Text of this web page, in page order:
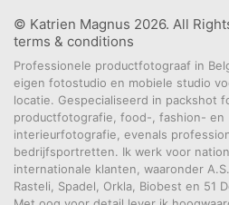
© Katrien Magnus 2026. All
terms & conditions
Professionele productfotograaf in
eigen fotostudio en mobiele studio
locatie. Gespecialiseerd in packshot
productfotografie, food-, fashion- en
interieurfotografie, evenals
bedrijfsportretten. Ik werk voor
internationale klanten, waaronder
Rasteli, Spadel, Orkla, Biobest en 51